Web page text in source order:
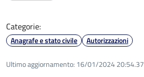
Categorie:
Anagrafe e stato civile Autorizzazioni
Ultimo aggiornamento: 16/01/2024 20:54.37